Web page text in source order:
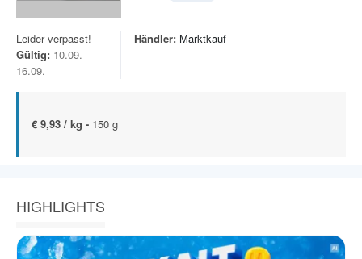
Leider verpasst!
Gültig: 10.09. -
16.09.
Händler: Marktkauf
€ 9,93 / kg - 150 g
HIGHLIGHTS